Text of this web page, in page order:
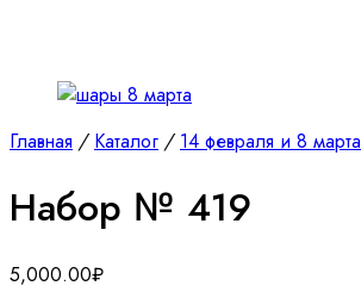
Главная / Каталог / 14 февраля и 8 марта
Набор № 419
5,000.00₽